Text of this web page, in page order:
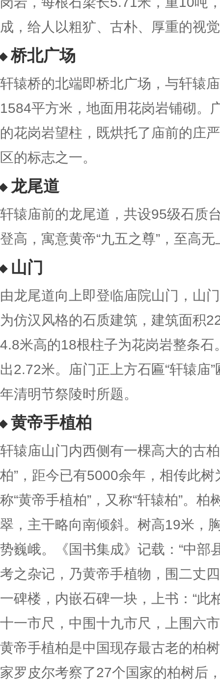
成，给人以粗犷、古朴、厚重的视
桥北广场
轩辕桥的北端即桥北广场，与轩辕
1584平方米，地面用花岗岩铺砌。
的花岗岩望柱，既烘托了庙前的庄
区的标志之一。
龙尾道
轩辕庙前的龙尾道，共设95级石质
登高，寓意黄帝“九五之尊”，至高无
山门
由龙尾道向上即登临庙院山门，山
为仿汉风格的石质建筑，建筑面积
4.8米高的18根柱子为花岗岩整条
出2.72米。庙门正上方石匾“轩辕庙
年清明节祭陵时所题。
黄帝手植柏
轩辕庙山门内西侧有一棵高大的古
柏”，距今已有5000余年，相传此
称“黄帝手植柏”，又称“轩辕柏”。
翠，主干略向南倾斜。树高19米，
势巍峨。《国书集成》记载：“中部
考之杂记，乃黄帝手植物，围二丈
一碑楼，内嵌石碑一块，上书：“此
十一市尺，中围十九市尺，上围六
黄帝手植柏是中国现存最古老的柏
家罗皮尔考察了27个国家的柏树后